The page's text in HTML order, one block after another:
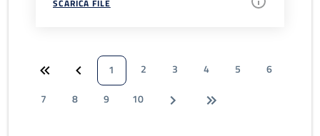
SCARICA FILE
1 2 3 4 5
6
7
8 9 10